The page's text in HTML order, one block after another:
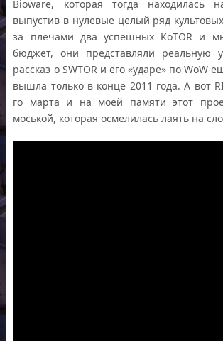
Bioware, которая тогда находилась
выпустив в нулевые целый ряд
за плечами два успешных KoTOR и
бюджет, они представляли реальную
рассказ о SWTOR и его «ударе» по WoW
вышла только в конце 2011 года. А вот
го марта и на моей памяти этот
моськой, которая осмелилась лаять на